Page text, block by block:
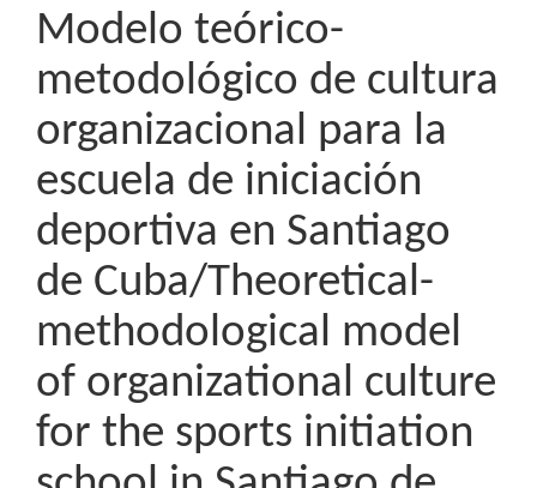
Modelo teórico-
metodológico de cultura
organizacional para la
escuela de iniciación
deportiva en Santiago
de Cuba/Theoretical-
methodological model
of organizational culture
for the sports initiation